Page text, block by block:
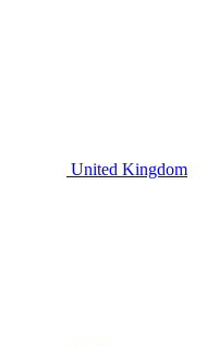
United Kingdom